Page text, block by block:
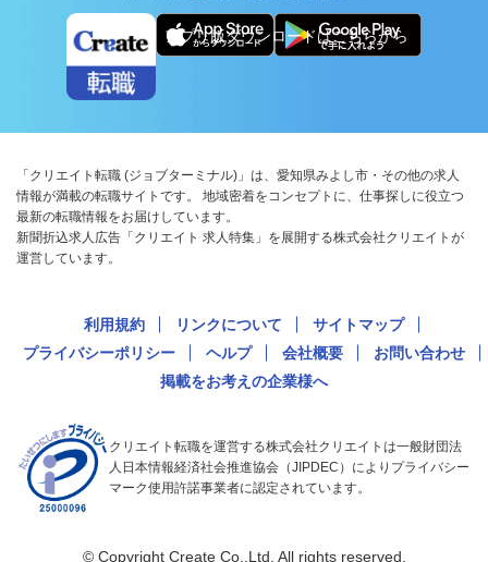
アプリ版ダウンロードはこちらから
「クリエイト転職 (ジョブターミナル)」は、愛知県みよし市・その他の求人
情報が満載の転職サイトです。 地域密着をコンセプトに、仕事探しに役立つ
最新の転職情報をお届けしています。
新聞折込求人広告「クリエイト 求人特集」を展開する株式会社クリエイトが
運営しています。
利用規約 リンクについて
サイトマップ
プライバシーポリシー
ヘルプ 会社概要
お問い合わせ
掲載をお考えの企業様へ
クリエイト転職を運営する株式会社クリエイトは一般財団法
人日本情報経済社会推進協会（JIPDEC）によりプライバシー
マーク使用許諾事業者に認定されています。
© Copyright Create Co.,Ltd. All rights reserved.